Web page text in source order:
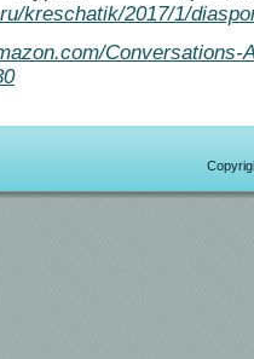
kreschatik/2017/1/
Conversations-